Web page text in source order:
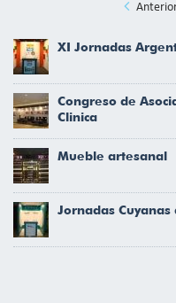
XI Jornadas
Congreso de
Clinica
Mueble artesanal
Jornadas